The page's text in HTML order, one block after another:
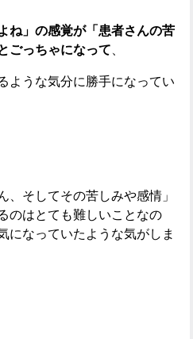
ね」の感覚が「患者さんの苦
ごっちゃになって、
ような気分に勝手になってい
、そしてその苦しみや感情」
のはとても難しいことなの
になっていたような気がしま